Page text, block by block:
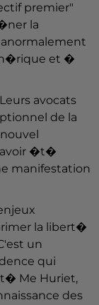
premier"
la
et �
avocats
de la
avoir �t�
manifestation
la libert�
un
qui
Me Huriet,
des